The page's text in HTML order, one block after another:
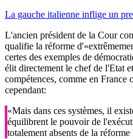
La gauche italienne inflige un
L'ancien président de la Cour
qualifie la réforme
certes des exemples de
élit directement le chef de l'Etat
compétences, comme en
cependant:
«Mais dans ces systèmes, il
équilibrent le pouvoir de
totalement absents de la